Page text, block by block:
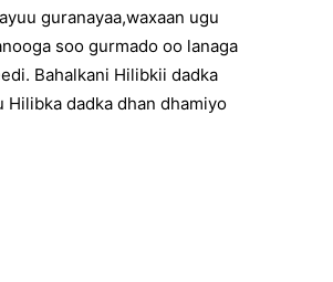
guranayaa,waxaan ugu
soo gurmado oo lanaga
Bahalkani Hilibkii dadka
Hilibka dadka dhan dhamiyo